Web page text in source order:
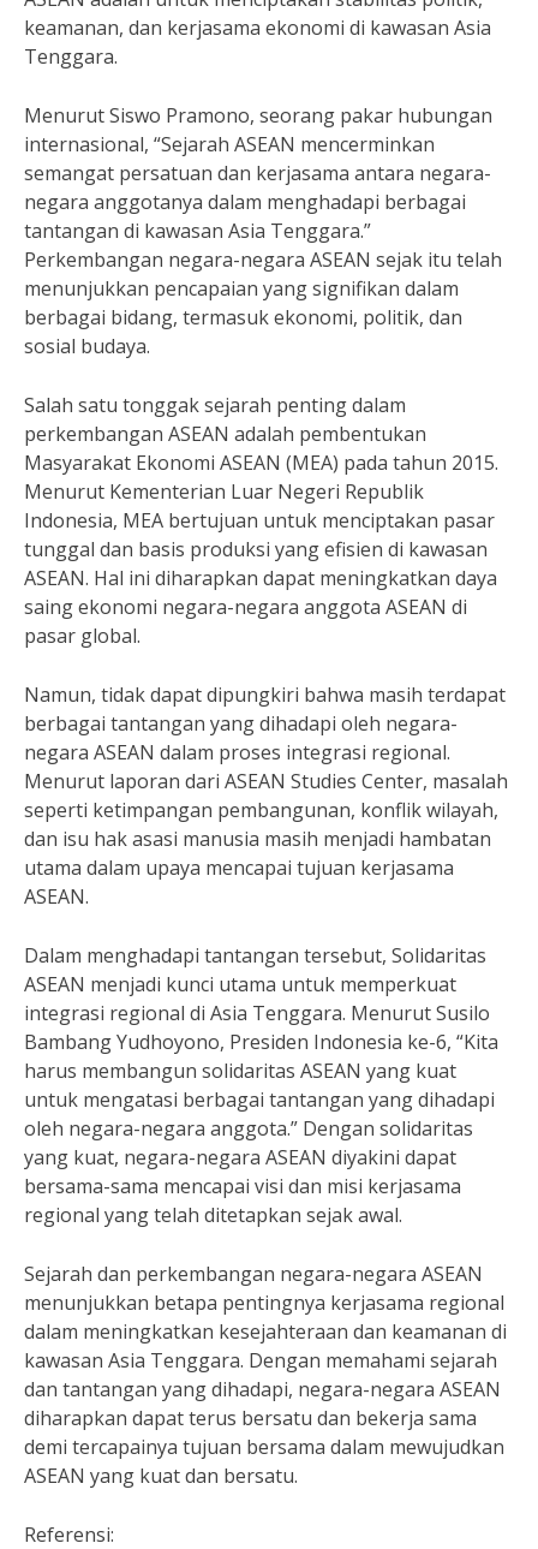
keamanan, dan kerjasama ekonomi di kawasan Asia
Tenggara.
Menurut Siswo Pramono, seorang pakar hubungan
internasional, “Sejarah ASEAN mencerminkan
semangat persatuan dan kerjasama antara negara-
negara anggotanya dalam menghadapi berbagai
tantangan di kawasan Asia Tenggara.”
Perkembangan negara-negara ASEAN sejak itu telah
menunjukkan pencapaian yang signifikan dalam
berbagai bidang, termasuk ekonomi, politik, dan
sosial budaya.
Salah satu tonggak sejarah penting dalam
perkembangan ASEAN adalah pembentukan
Masyarakat Ekonomi ASEAN (MEA) pada tahun 2015.
Menurut Kementerian Luar Negeri Republik
Indonesia, MEA bertujuan untuk menciptakan pasar
tunggal dan basis produksi yang efisien di kawasan
ASEAN. Hal ini diharapkan dapat meningkatkan daya
saing ekonomi negara-negara anggota ASEAN di
pasar global.
Namun, tidak dapat dipungkiri bahwa masih terdapat
berbagai tantangan yang dihadapi oleh negara-
negara ASEAN dalam proses integrasi regional.
Menurut laporan dari ASEAN Studies Center, masalah
seperti ketimpangan pembangunan, konflik wilayah,
dan isu hak asasi manusia masih menjadi hambatan
utama dalam upaya mencapai tujuan kerjasama
ASEAN.
Dalam menghadapi tantangan tersebut, Solidaritas
ASEAN menjadi kunci utama untuk memperkuat
integrasi regional di Asia Tenggara. Menurut Susilo
Bambang Yudhoyono, Presiden Indonesia ke-6, “Kita
harus membangun solidaritas ASEAN yang kuat
untuk mengatasi berbagai tantangan yang dihadapi
oleh negara-negara anggota.” Dengan solidaritas
yang kuat, negara-negara ASEAN diyakini dapat
bersama-sama mencapai visi dan misi kerjasama
regional yang telah ditetapkan sejak awal.
Sejarah dan perkembangan negara-negara ASEAN
menunjukkan betapa pentingnya kerjasama regional
dalam meningkatkan kesejahteraan dan keamanan di
kawasan Asia Tenggara. Dengan memahami sejarah
dan tantangan yang dihadapi, negara-negara ASEAN
diharapkan dapat terus bersatu dan bekerja sama
demi tercapainya tujuan bersama dalam mewujudkan
ASEAN yang kuat dan bersatu.
Referensi: